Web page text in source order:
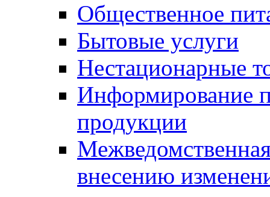
Общественное
Бытовые услуги
Нестационарные
Информирование
продукции
внесению